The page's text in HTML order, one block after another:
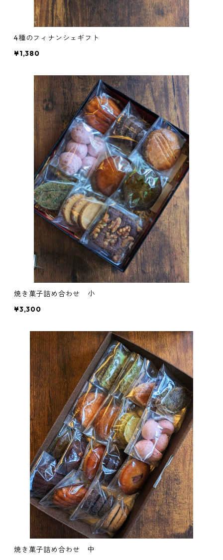
4種のフィナンシェギフト
¥1,380
焼き菓子詰め合わせ 小
¥3,300
焼き菓子詰め合わせ 中